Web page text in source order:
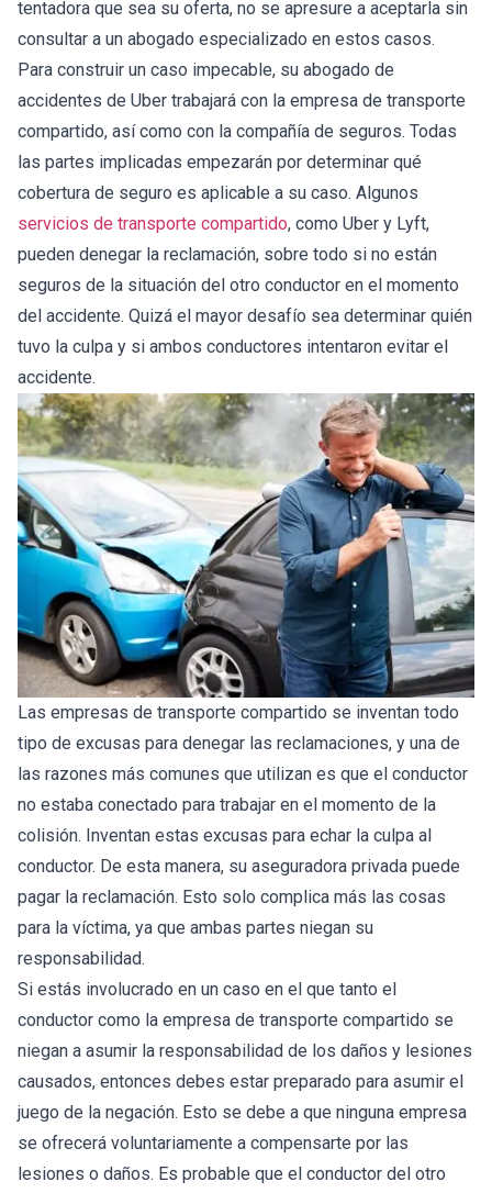
tentadora que sea su oferta, no se apresure a aceptarla sin
consultar a un abogado especializado en estos casos.
Para construir un caso impecable, su abogado de
accidentes de Uber trabajará con la empresa de transporte
compartido, así como con la compañía de seguros. Todas
las partes implicadas empezarán por determinar qué
cobertura de seguro es aplicable a su caso. Algunos
servicios de transporte compartido, como Uber y Lyft,
pueden denegar la reclamación, sobre todo si no están
seguros de la situación del otro conductor en el momento
del accidente. Quizá el mayor desafío sea determinar quién
tuvo la culpa y si ambos conductores intentaron evitar el
accidente.
Las empresas de transporte compartido se inventan todo
tipo de excusas para denegar las reclamaciones, y una de
las razones más comunes que utilizan es que el conductor
no estaba conectado para trabajar en el momento de la
colisión. Inventan estas excusas para echar la culpa al
conductor. De esta manera, su aseguradora privada puede
pagar la reclamación. Esto solo complica más las cosas
para la víctima, ya que ambas partes niegan su
responsabilidad.
Si estás involucrado en un caso en el que tanto el
conductor como la empresa de transporte compartido se
niegan a asumir la responsabilidad de los daños y lesiones
causados, entonces debes estar preparado para asumir el
juego de la negación. Esto se debe a que ninguna empresa
se ofrecerá voluntariamente a compensarte por las
lesiones o daños. Es probable que el conductor del otro